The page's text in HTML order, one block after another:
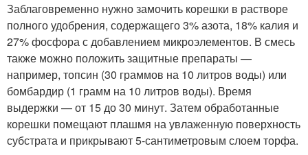
Заблаговременно нужно замочить корешки в растворе
полного удобрения, содержащего 3% азота, 18% калия и
27% фосфора с добавлением микроэлементов. В смесь
также можно положить защитные препараты —
например, топсин (30 граммов на 10 литров воды) или
бомбардир (1 грамм на 10 литров воды). Время
выдержки — от 15 до 30 минут. Затем обработанные
корешки помещают плашмя на увлаженную поверхность
субстрата и прикрывают 5-сантиметровым слоем торфа.